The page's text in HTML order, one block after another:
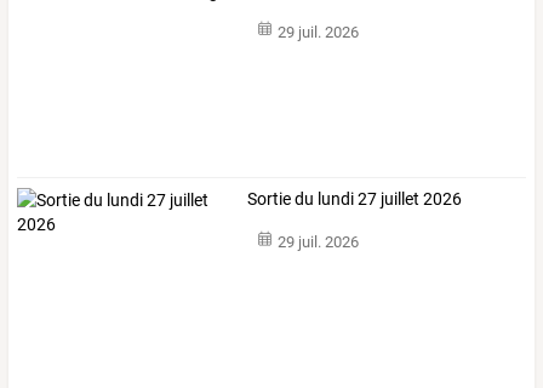
29 juil. 2026
Sortie du lundi 27 juillet 2026
29 juil. 2026